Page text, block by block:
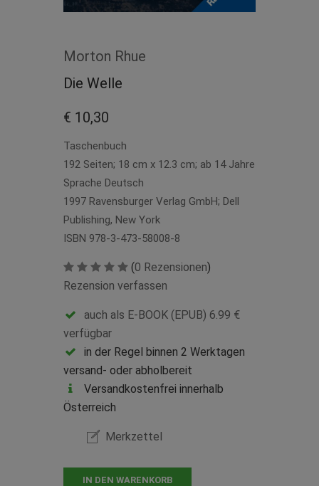
Morton Rhue
Die Welle
€ 10,30
Taschenbuch
192 Seiten; 18 cm x 12.3 cm; ab 14 Jahre
Sprache Deutsch
1997 Ravensburger Verlag GmbH; Dell
Publishing, New York
ISBN 978-3-473-58008-8
(0 Rezensionen)
Rezension verfassen
auch als E-BOOK (EPUB) 6.99 €
verfügbar
in der Regel binnen 2 Werktagen
versand- oder abholbereit
Versandkostenfrei innerhalb
Österreich
Merkzettel
IN DEN WARENKORB